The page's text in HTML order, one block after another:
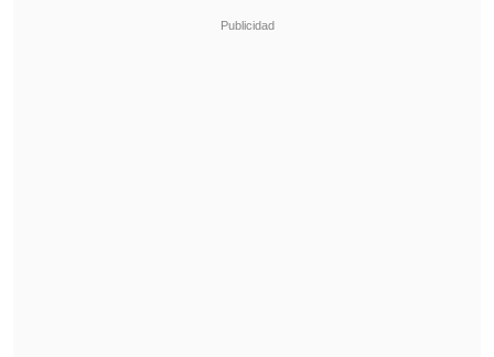
televisión: "Creo que mi tiempo pasó"